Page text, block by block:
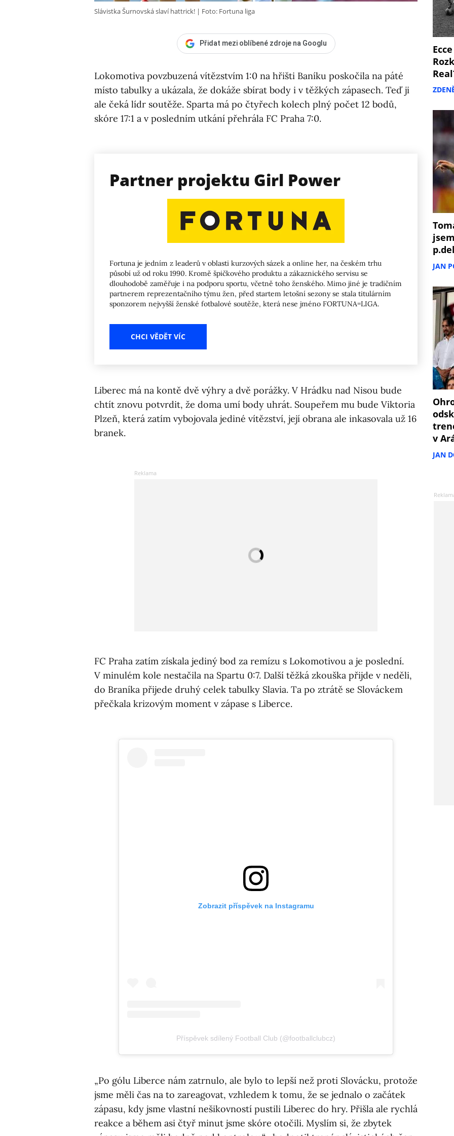
Slávistka Šurnovská slaví hattrick! Foto: Fortuna liga
Přidat mezi oblíbené zdroje na Googlu
Lokomotiva povzbuzená vítězstvím 1:0 na hřišti Baníku poskočila na páté
místo tabulky a ukázala, že dokáže sbírat body i v těžkých zápasech. Teď ji
ale čeká lídr soutěže. Sparta má po čtyřech kolech plný počet 12 bodů,
skóre 17:1 a v posledním utkání přehrála FC Praha 7:0.
Partner projektu Girl Power
Fortuna je jedním z leaderů v oblasti kurzových sázek a online her, na českém trhu
působí už od roku 1990. Kromě špičkového produktu a zákaznického servisu se
dlouhodobě zaměřuje i na podporu sportu, včetně toho ženského. Mimo jiné je tradičním
partnerem reprezentačního týmu žen, před startem letošní sezony se stala titulárním
sponzorem nejvyšší ženské fotbalové soutěže, která nese jméno FORTUNA=LIGA.
CHCI VĚDĚT VÍC
Liberec má na kontě dvě výhry a dvě porážky. V Hrádku nad Nisou bude
chtít znovu potvrdit, že doma umí body uhrát. Soupeřem mu bude Viktoria
Plzeň, která zatím vybojovala jediné vítězství, její obrana ale inkasovala už 16
branek.
FC Praha zatím získala jediný bod za remízu s Lokomotivou a je poslední.
V minulém kole nestačila na Spartu 0:7. Další těžká zkouška přijde v neděli,
do Braníka přijede druhý celek tabulky Slavia. Ta po ztrátě se Slováckem
přečkala krizovým moment v zápase s Liberce.
Zobrazit příspěvek na Instagramu
Příspěvek sdílený Football Club (@footballclubcz)
„Po gólu Liberce nám zatrnulo, ale bylo to lepší než proti Slovácku, protože
jsme měli čas na to zareagovat, vzhledem k tomu, že se jednalo o začátek
zápasu, kdy jsme vlastní nešikovností pustili Liberec do hry. Přišla ale rychlá
reakce a během asi čtyř minut jsme skóre otočili. Myslím si, že zbytek
p.del
JAN
v
JAN